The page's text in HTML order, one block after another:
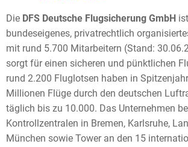
Die DFS Deutsche Flugsicherung GmbH
bundeseigenes, privatrechtlich
mit rund 5.700 Mitarbeitern (Stand:
sorgt für einen sicheren und pünktlichen
rund 2.200 Fluglotsen haben in
Millionen Flüge durch den deutschen
täglich bis zu 10.000. Das Unternehmen
Kontrollzentralen in Bremen, Karlsruhe,
München sowie Tower an den 15